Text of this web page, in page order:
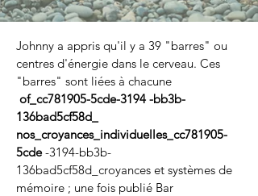
Johnny a appris qu'il y a 39 "barres" ou
centres d'énergie dans le cerveau. Ces
"barres" sont liées à chacune
of_cc781905-5cde-3194 -bb3b-
136bad5cf58d_
nos_croyances_individuelles_cc781905-
5cde-3194-bb3b-
136bad5cf58d_croyances et systèmes de
mémoire ; une fois publié Bar